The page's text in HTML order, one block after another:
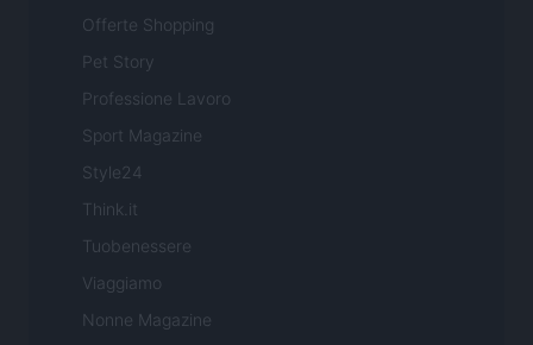
Offerte Shopping
Pet Story
Professione Lavoro
Sport Magazine
Style24
Think.it
Tuobenessere
Viaggiamo
Nonne Magazine